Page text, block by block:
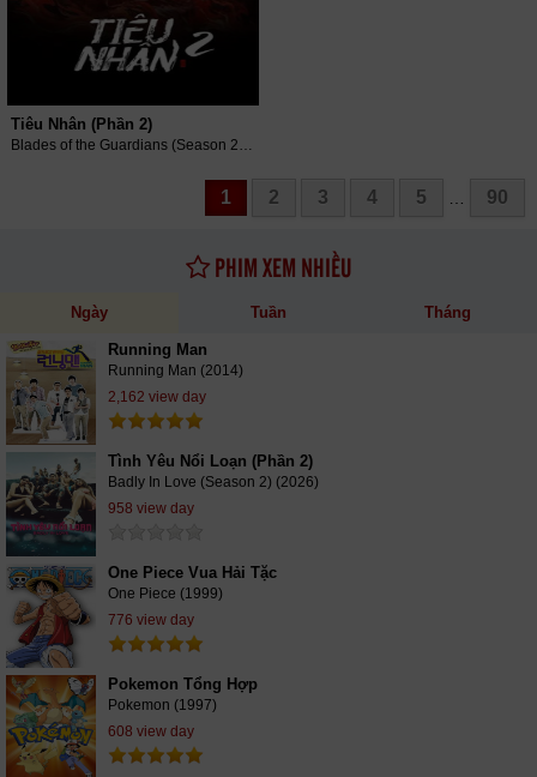
Tiêu Nhân (Phần 2)
Blades of the Guardians (Season 2) (2023)
1 2 3 4 5 90
PHIM XEM NHIỀU
Ngày Tuần Tháng
Running Man
Running Man (2014)
2,162 view day
Tình Yêu Nổi Loạn (Phần 2)
Badly In Love (Season 2) (2026)
958 view day
One Piece Vua Hải Tặc
One Piece (1999)
776 view day
Pokemon Tổng Hợp
Pokemon (1997)
608 view day